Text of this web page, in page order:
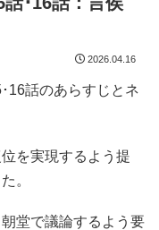
2026.04.16
･16話のあらすじとネ
を実現するよう提
。
堂で議論するよう要